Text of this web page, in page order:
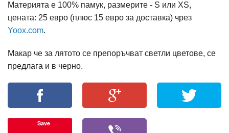
Материята е 100% памук, размерите - S или XS,
цената: 25 евро (плюс 15 евро за доставка) чрез
Yoox.com.
Макар че за лятото се препоръчват светли цветове, се
предлага и в черно.
Save